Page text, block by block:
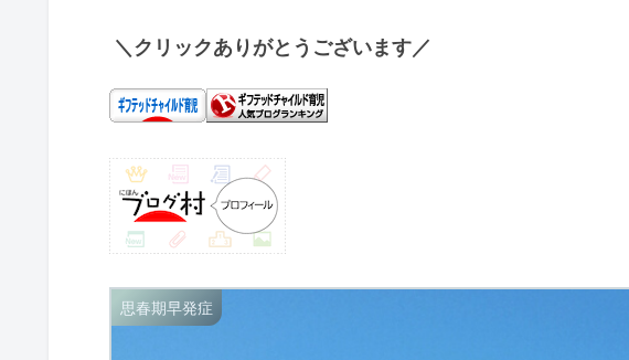
＼クリックありがとうございます／
思春期早発症